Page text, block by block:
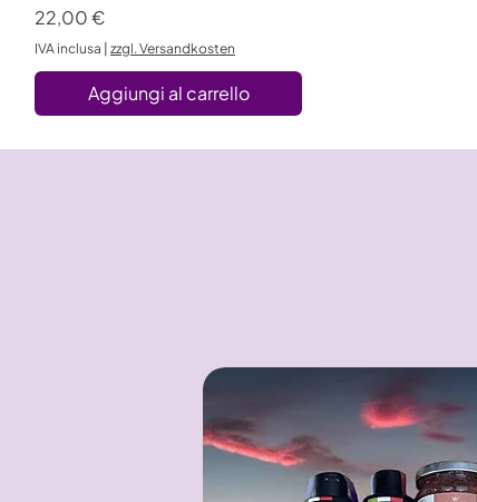
Prezzo
22,00 €
IVA inclusa zzgl. Versandkosten
Aggiungi al carrello